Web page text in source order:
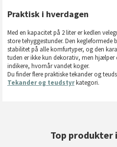
Praktisk i hverdagen
Med en kapacitet på 2 liter er kedlen
store tehyggestunder. Den kegleformede
stabilitet på alle komfurtyper, og den
tuden er ikke kun dekorativ, men hjælper
indikere, hvornår vandet koger.
Du finder flere praktiske tekander og
Tekander og teudstyrkategori.
Top produkter